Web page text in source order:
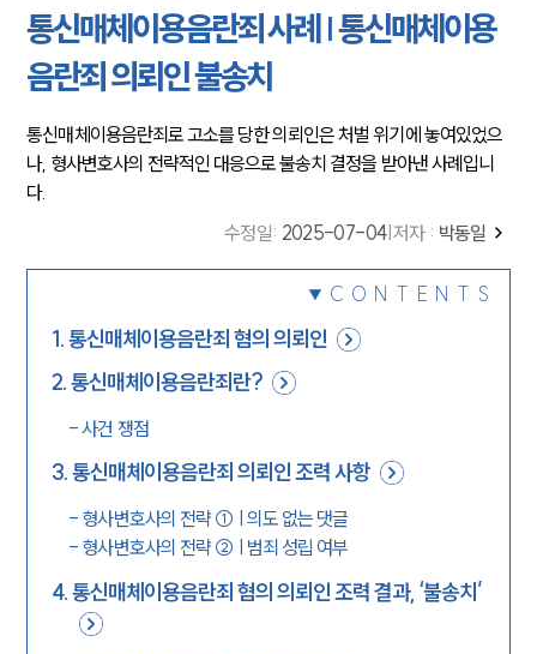
통신매체이용음란죄 사례 | 통신매체이용
음란죄 의뢰인 불송치
통신매체이용음란죄로 고소를 당한 의뢰인은 처벌 위기에 놓여있었으
나, 형사변호사의 전략적인 대응으로 불송치 결정을 받아낸 사례입니
다.
수정일: 2025-07-04 저자 : 박동일
CONTENTS
1.통신매체이용음란죄 혐의 의뢰인
2.통신매체이용음란죄란?
-사건 쟁점
3.통신매체이용음란죄 의뢰인 조력 사항
- 형사변호사의 전략 ① | 의도 없는 댓글
- 형사변호사의 전략 ② | 범죄 성립 여부
4.통신매체이용음란죄 혐의 의뢰인 조력 결과, ‘불송치’